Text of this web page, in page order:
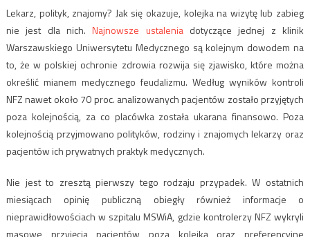
Lekarz, polityk, znajomy? Jak się okazuje, kolejka na wizytę lub zabieg
nie jest dla nich.Najnowsze ustaleniadotyczące jednej z klinik
Warszawskiego Uniwersytetu Medycznego są kolejnym dowodem na
to, że w polskiej ochronie zdrowia rozwija się zjawisko, które można
określić mianem medycznego feudalizmu. Według wyników kontroli
NFZ nawet około 70 proc. analizowanych pacjentów zostało przyjętych
poza kolejnością, za co placówka została ukarana finansowo. Poza
kolejnością przyjmowano polityków, rodziny i znajomych lekarzy oraz
pacjentów ich prywatnych praktyk medycznych.
Nie jest to zresztą pierwszy tego rodzaju przypadek. W ostatnich
miesiącach opinię publiczną obiegły również informacje o
nieprawidłowościach w szpitalu MSWiA, gdzie kontrolerzy NFZ wykryli
masowe przyjęcia pacjentów poza kolejką oraz preferencyjne